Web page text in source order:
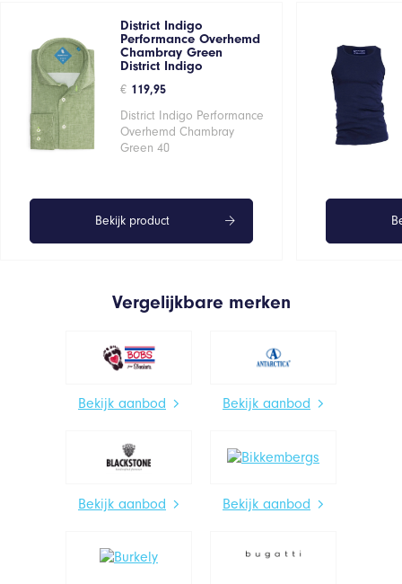
District Indigo
Performance Overhemd
Chambray Green
District Indigo
€ 119,95
District Indigo Performance
Overhemd Chambray
Green 40
Bekijk product
Vergelijkbare merken
Bekijk aanbod Bekijk aanbod
Bekijk aanbod Bekijk aanbod